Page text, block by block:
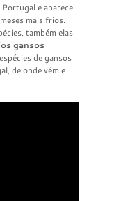
e aparece
mais frios.
também elas
os gansos
de gansos
de onde vêm e